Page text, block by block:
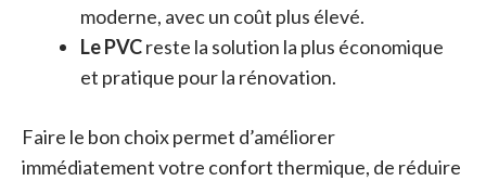
moderne, avec un coût plus élevé.
Le PVCreste la solution la plus économique
et pratique pour la rénovation.
Faire le bon choix permet d’améliorer
immédiatement votre confort thermique, de réduire